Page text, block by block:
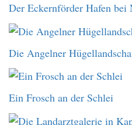
Der Eckernförder Hafen bei
Die Angelner
Ein Frosch an der Schlei